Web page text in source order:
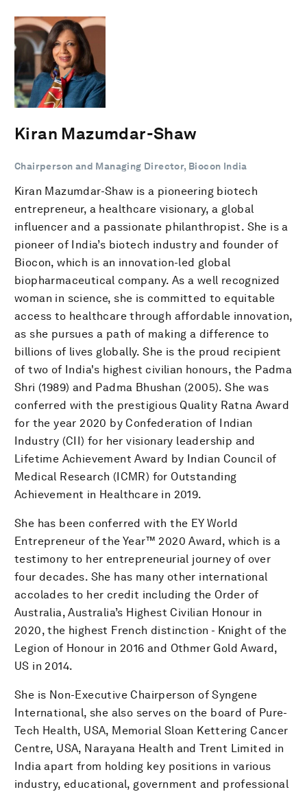
Kiran Mazumdar-Shaw
Chairperson and Managing Director, Biocon India
Kiran Mazumdar-Shaw is a pioneering biotech
entrepreneur, a healthcare visionary, a global
influencer and a passionate philanthropist. She is a
pioneer of India’s biotech industry and founder of
Biocon, which is an innovation-led global
biopharmaceutical company. As a well recognized
woman in science, she is committed to equitable
access to healthcare through affordable innovation,
as she pursues a path of making a difference to
billions of lives globally. She is the proud recipient
of two of India's highest civilian honours, the Padma
Shri (1989) and Padma Bhushan (2005). She was
conferred with the prestigious Quality Ratna Award
for the year 2020 by Confederation of Indian
Industry (CII) for her visionary leadership and
Lifetime Achievement Award by Indian Council of
Medical Research (ICMR) for Outstanding
Achievement in Healthcare in 2019.
She has been conferred with the EY World
Entrepreneur of the Year™ 2020 Award, which is a
testimony to her entrepreneurial journey of over
four decades. She has many other international
accolades to her credit including the Order of
Australia, Australia’s Highest Civilian Honour in
2020, the highest French distinction - Knight of the
Legion of Honour in 2016 and Othmer Gold Award,
US in 2014.
She is Non-Executive Chairperson of Syngene
International, she also serves on the board of Pure-
Tech Health, USA, Memorial Sloan Kettering Cancer
Centre, USA, Narayana Health and Trent Limited in
India apart from holding key positions in various
industry, educational, government and professional